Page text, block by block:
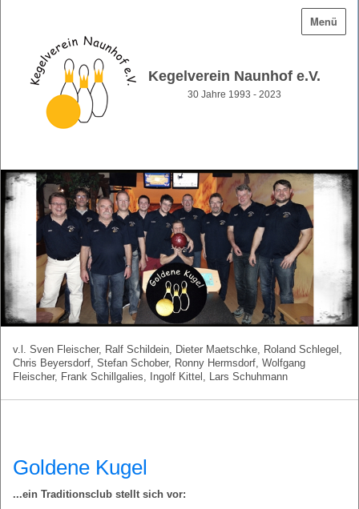
Menü
Kegelverein Naunhof e.V.
30 Jahre 1993 - 2023
v.l. Sven Fleischer, Ralf Schildein, Dieter Maetschke, Roland Schlegel,
Chris Beyersdorf, Stefan Schober, Ronny Hermsdorf, Wolfgang
Fleischer, Frank Schillgalies, Ingolf Kittel, Lars Schuhmann
Goldene Kugel
...ein Traditionsclub stellt sich vor: